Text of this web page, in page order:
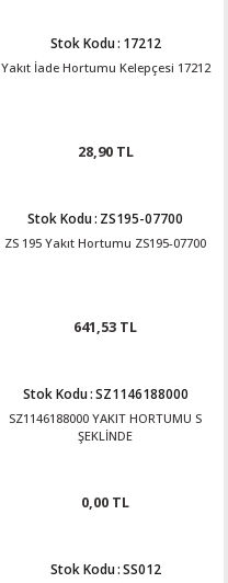
Stok Kodu: 17212
Yakıt İade Hortumu Kelepçesi 17212
28,90 TL
Stok Kodu: ZS195-07700
ZS 195 Yakıt Hortumu ZS195-07700
641,53 TL
Stok Kodu:SZ1146188000
SZ1146188000 YAKIT HORTUMU S
ŞEKLİNDE
0,00 TL
Stok Kodu:SS012